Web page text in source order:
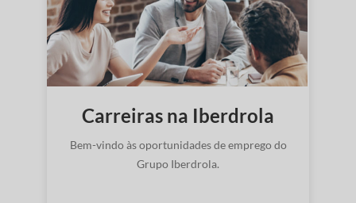
Carreiras na Iberdrola
Bem-vindo às oportunidades de emprego do
Grupo Iberdrola.